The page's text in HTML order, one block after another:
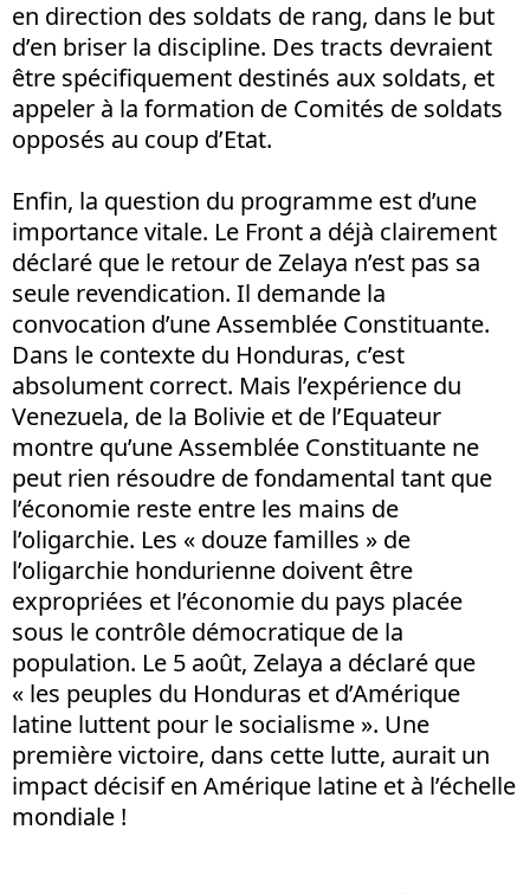
en direction des soldats de rang, dans le but
d’en briser la discipline. Des tracts devraient
être spécifiquement destinés aux soldats, et
appeler à la formation de Comités de soldats
opposés au coup d’Etat.
Enfin, la question du programme est d’une
importance vitale. Le Front a déjà clairement
déclaré que le retour de Zelaya n’est pas sa
seule revendication. Il demande la
convocation d’une Assemblée Constituante.
Dans le contexte du Honduras, c’est
absolument correct. Mais l’expérience du
Venezuela, de la Bolivie et de l’Equateur
montre qu’une Assemblée Constituante ne
peut rien résoudre de fondamental tant que
l’économie reste entre les mains de
l’oligarchie. Les « douze familles » de
l’oligarchie hondurienne doivent être
expropriées et l’économie du pays placée
sous le contrôle démocratique de la
population. Le 5 août, Zelaya a déclaré que
« les peuples du Honduras et d’Amérique
latine luttent pour le socialisme ». Une
première victoire, dans cette lutte, aurait un
impact décisif en Amérique latine et à l’échelle
mondiale !